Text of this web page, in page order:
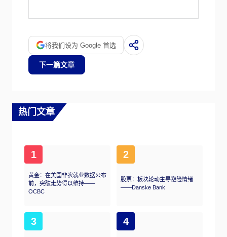
险资产的地位是相似的。黄金/白银比率显示
能有助于确定两种金属之间的相对估值。一些
投资者可能认为高比率是白银被低估或黄金被
高估的一个指标。相反，较低的比率可能表明
黄金相对于白银被低估了。
将我们设为 Google 首选
下一篇文章
热门文章
1
黄金：在美国非农就业数据公布
前，突破走势得以维持——
OCBC
2
股票：板块轮动主导避险情绪
——Danske Bank
3 4